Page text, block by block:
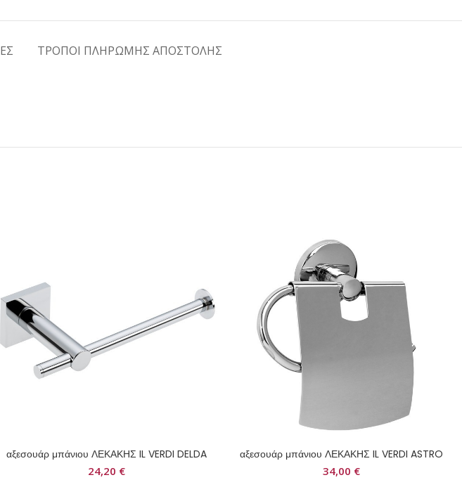
ΤΡΟΠΟΙ ΠΛΗΡΩΜΗΣ ΑΠΟΣΤΟΛΗΣ
αξεσουάρ μπάνιου ΛΕΚΑΚΗΣ IL VERDI DELDA
24,20 €
αξεσουάρ μπάνιου ΛΕΚΑΚΗΣ IL VERDI ASTRO
34,00 €